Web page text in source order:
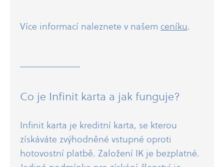
Více informací naleznete v našem ceníku.
Co je Infinit karta a jak funguje?
Infinit karta je kreditní karta, se kterou
získáváte zvýhodněné vstupné oproti
hotovostní platbě. Založení IK je bezplatné.